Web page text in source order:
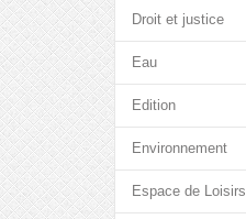
Droit et justice
Eau
Edition
Environnement
Espace de Loisirs